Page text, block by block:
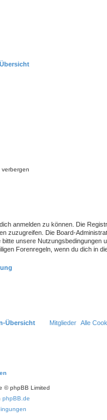
anmelden zu können. Die
zuzugreifen. Die Board-
unsere Nutzungsbedingungen
Forenregeln, wenn du dich in
Übersicht Alle
Mitglieder
© phpBB Limited
phpBB.de